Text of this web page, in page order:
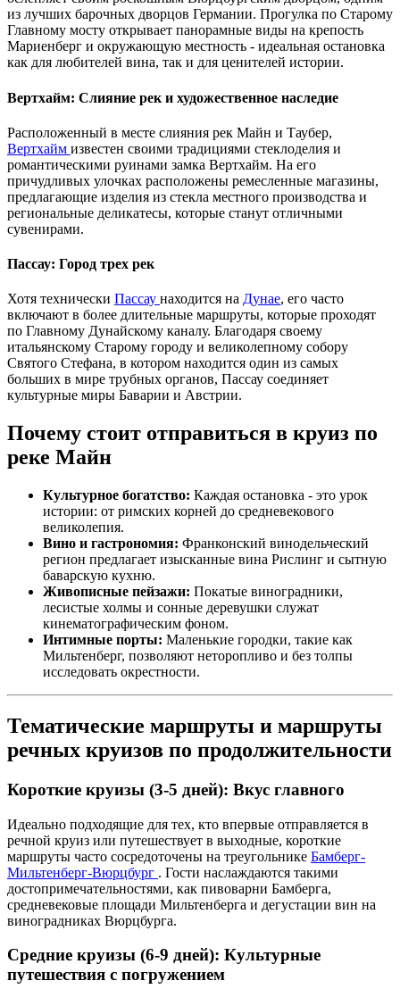
из лучших барочных дворцов Германии. Прогулка по Старому
Главному мосту открывает панорамные виды на крепость
Мариенберг и окружающую местность - идеальная остановка
как для любителей вина, так и для ценителей истории.
Вертхайм: Слияние рек и художественное наследие
Расположенный в месте слияния рек Майн и Таубер,
Вертхайм известен своими традициями стеклоделия и
романтическими руинами замка Вертхайм. На его
причудливых улочках расположены ремесленные магазины,
предлагающие изделия из стекла местного производства и
региональные деликатесы, которые станут отличными
сувенирами.
Пассау: Город трех рек
Хотя технически Пассау находится на Дунае, его часто
включают в более длительные маршруты, которые проходят
по Главному Дунайскому каналу. Благодаря своему
итальянскому Старому городу и великолепному собору
Святого Стефана, в котором находится один из самых
больших в мире трубных органов, Пассау соединяет
культурные миры Баварии и Австрии.
Почему стоит отправиться в круиз по
реке Майн
Культурное богатство: Каждая остановка - это урок
истории: от римских корней до средневекового
великолепия.
Вино и гастрономия: Франконский винодельческий
регион предлагает изысканные вина Рислинг и сытную
баварскую кухню.
Живописные пейзажи: Покатые виноградники,
лесистые холмы и сонные деревушки служат
кинематографическим фоном.
Интимные порты: Маленькие городки, такие как
Мильтенберг, позволяют неторопливо и без толпы
исследовать окрестности.
Тематические маршруты и маршруты
речных круизов по продолжительности
Короткие круизы (3-5 дней): Вкус главного
Идеально подходящие для тех, кто впервые отправляется в
речной круиз или путешествует в выходные, короткие
маршруты часто сосредоточены на треугольнике Бамберг-
Мильтенберг-Вюрцбург . Гости наслаждаются такими
достопримечательностями, как пивоварни Бамберга,
средневековые площади Мильтенберга и дегустации вин на
виноградниках Вюрцбурга.
Средние круизы (6-9 дней): Культурные
путешествия с погружением